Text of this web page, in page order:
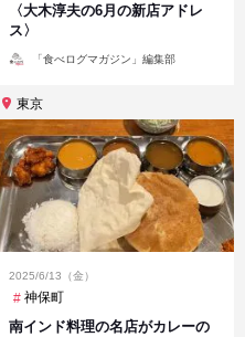
〈大木淳夫の6月の新店アドレ
ス〉
「食べログマガジン」編集部
東京
2025/6/13（金）
神保町
南インド料理の名店がカレーの